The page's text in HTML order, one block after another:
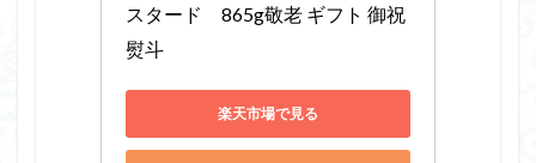
スタード　865g敬老 ギフト 御祝
熨斗
楽天市場で見る